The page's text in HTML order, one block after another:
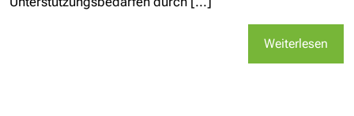
Weiterlesen